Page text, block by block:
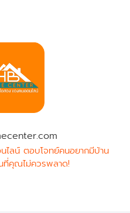
ไลน์ ตอบโจทย์คนอยากมีบ้าน
ที่คุณไม่ควรพลาด!